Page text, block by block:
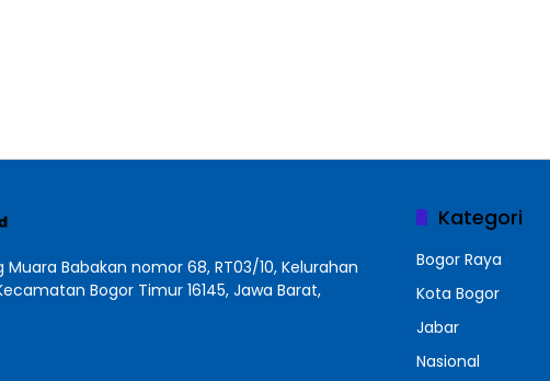
Babakan nomor 68, RT03/10, Kelurahan
Bogor Timur 16145, Jawa Barat,
Kategori
Bogor Raya
Kota Bogor
Jabar
Nasional